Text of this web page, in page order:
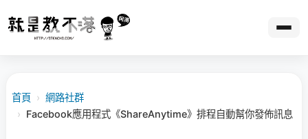
首頁 › 網路社群
› Facebook應用程式《ShareAnytime》排程自動幫你發佈訊息